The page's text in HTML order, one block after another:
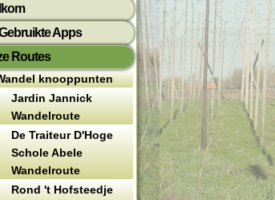
Apps
Routes
knooppunten
Jardin Jannick
Wandelroute
De Traiteur D'Hoge
Schole Abele
Wandelroute
Rond 't Hofsteedje